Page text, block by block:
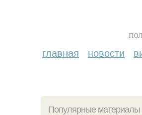
главная новости
Популярные материалы